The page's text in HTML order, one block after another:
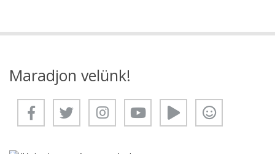
Maradjon velünk!